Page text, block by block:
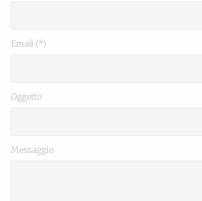
Email (*)
Oggetto
Messaggio